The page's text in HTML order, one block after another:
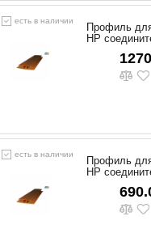
есть в наличии
Профиль
HP
есть в наличии
Профиль
HP